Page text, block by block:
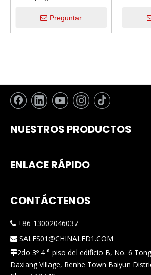
Proyector Lente 3000K
4300K ​​6000K Universal con
Preguntar
lente
de 3
NUESTROS PRODUCTOS
ENLACE RÁPIDO
CONTÁCTENOS
 +86-13002046037
 SALES01@CHINALED1.COM
2do 3º 4 ° piso del edificio B, No. 6
Daxiang Village, Renhe Town Baiyun